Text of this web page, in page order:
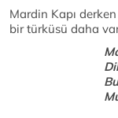
Mardin Kapı
bir türküsü daha